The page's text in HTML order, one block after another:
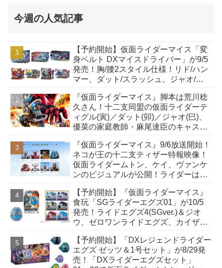
今週の人気記事
【予約開始】仮面ライダーマイス「変
身ベルト DXマイスドライバー」が9/5
発売！胸/腰2スタイル仕様！リド/ハン
マー、ダット/スラッシュ、ジャオ/バ
も！
『仮面ライダーマイス』脚本は荒川稔
久さん！十二支同盟の仮面ライダーテ
ィグル(寅)／ダット(卯)／ジャオ(巳)、
優菜の家庭教師・麻尾達臣のキャスト
んも変身！
『仮面ライダーマイス』9/6放送開始！
ネコが王の十二支ティザー特報映像！
仮面ライダームトン、ケイ、ヴァンケ
ンのビジュアルが公開！ライダーは子
【予約開始】『仮面ライダーマイス』
食玩「SGライダーエグズ01」が10/5
発売！ライドエグズ4(SGver.)＆ジオ
ウ、ゼロワンライドエグズ、カイザ、
【予約開始】「DXレジェンドライダー
エグズ ゼッツ＆1号セット」が8/29発
売！「DXライダーエグズセット」